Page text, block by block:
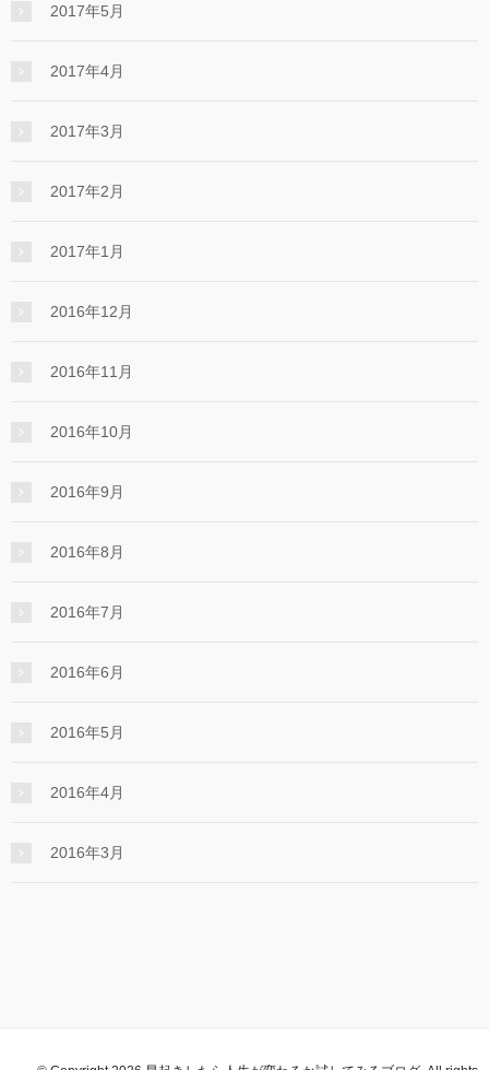
2017年5月
2017年4月
2017年3月
2017年2月
2017年1月
2016年12月
2016年11月
2016年10月
2016年9月
2016年8月
2016年7月
2016年6月
2016年5月
2016年4月
2016年3月